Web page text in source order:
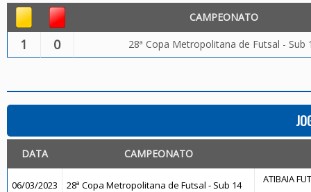
CAMPEONATO
1 0 28ª Copa Metropolitana de Futsal - Sub
DATA CAMPEONATO
06/03/2023 28ª Copa Metropolitana de Futsal - Sub 14 ATIBAIA